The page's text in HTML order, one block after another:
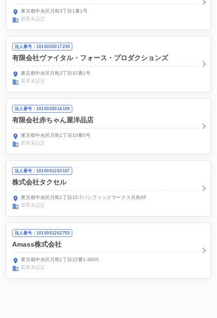
東京都中央区月島3丁目1番1号
業界未設定
法人番号：1010002017239
有限会社ヴァイタル・フォース・プロダクションズ
東京都中央区月島3丁目32番1号
業界未設定
法人番号：1010002016109
有限会社赤ちゃん屋洋品店
東京都中央区月島1丁目10番5号
業界未設定
法人番号：1010001263107
株式会社タクセル
東京都中央区月島1丁目15-7パシフィックマークス月島6F
業界未設定
法人番号：1010001262703
Amass株式会社
東京都中央区月島1丁目22番1-3005
業界未設定